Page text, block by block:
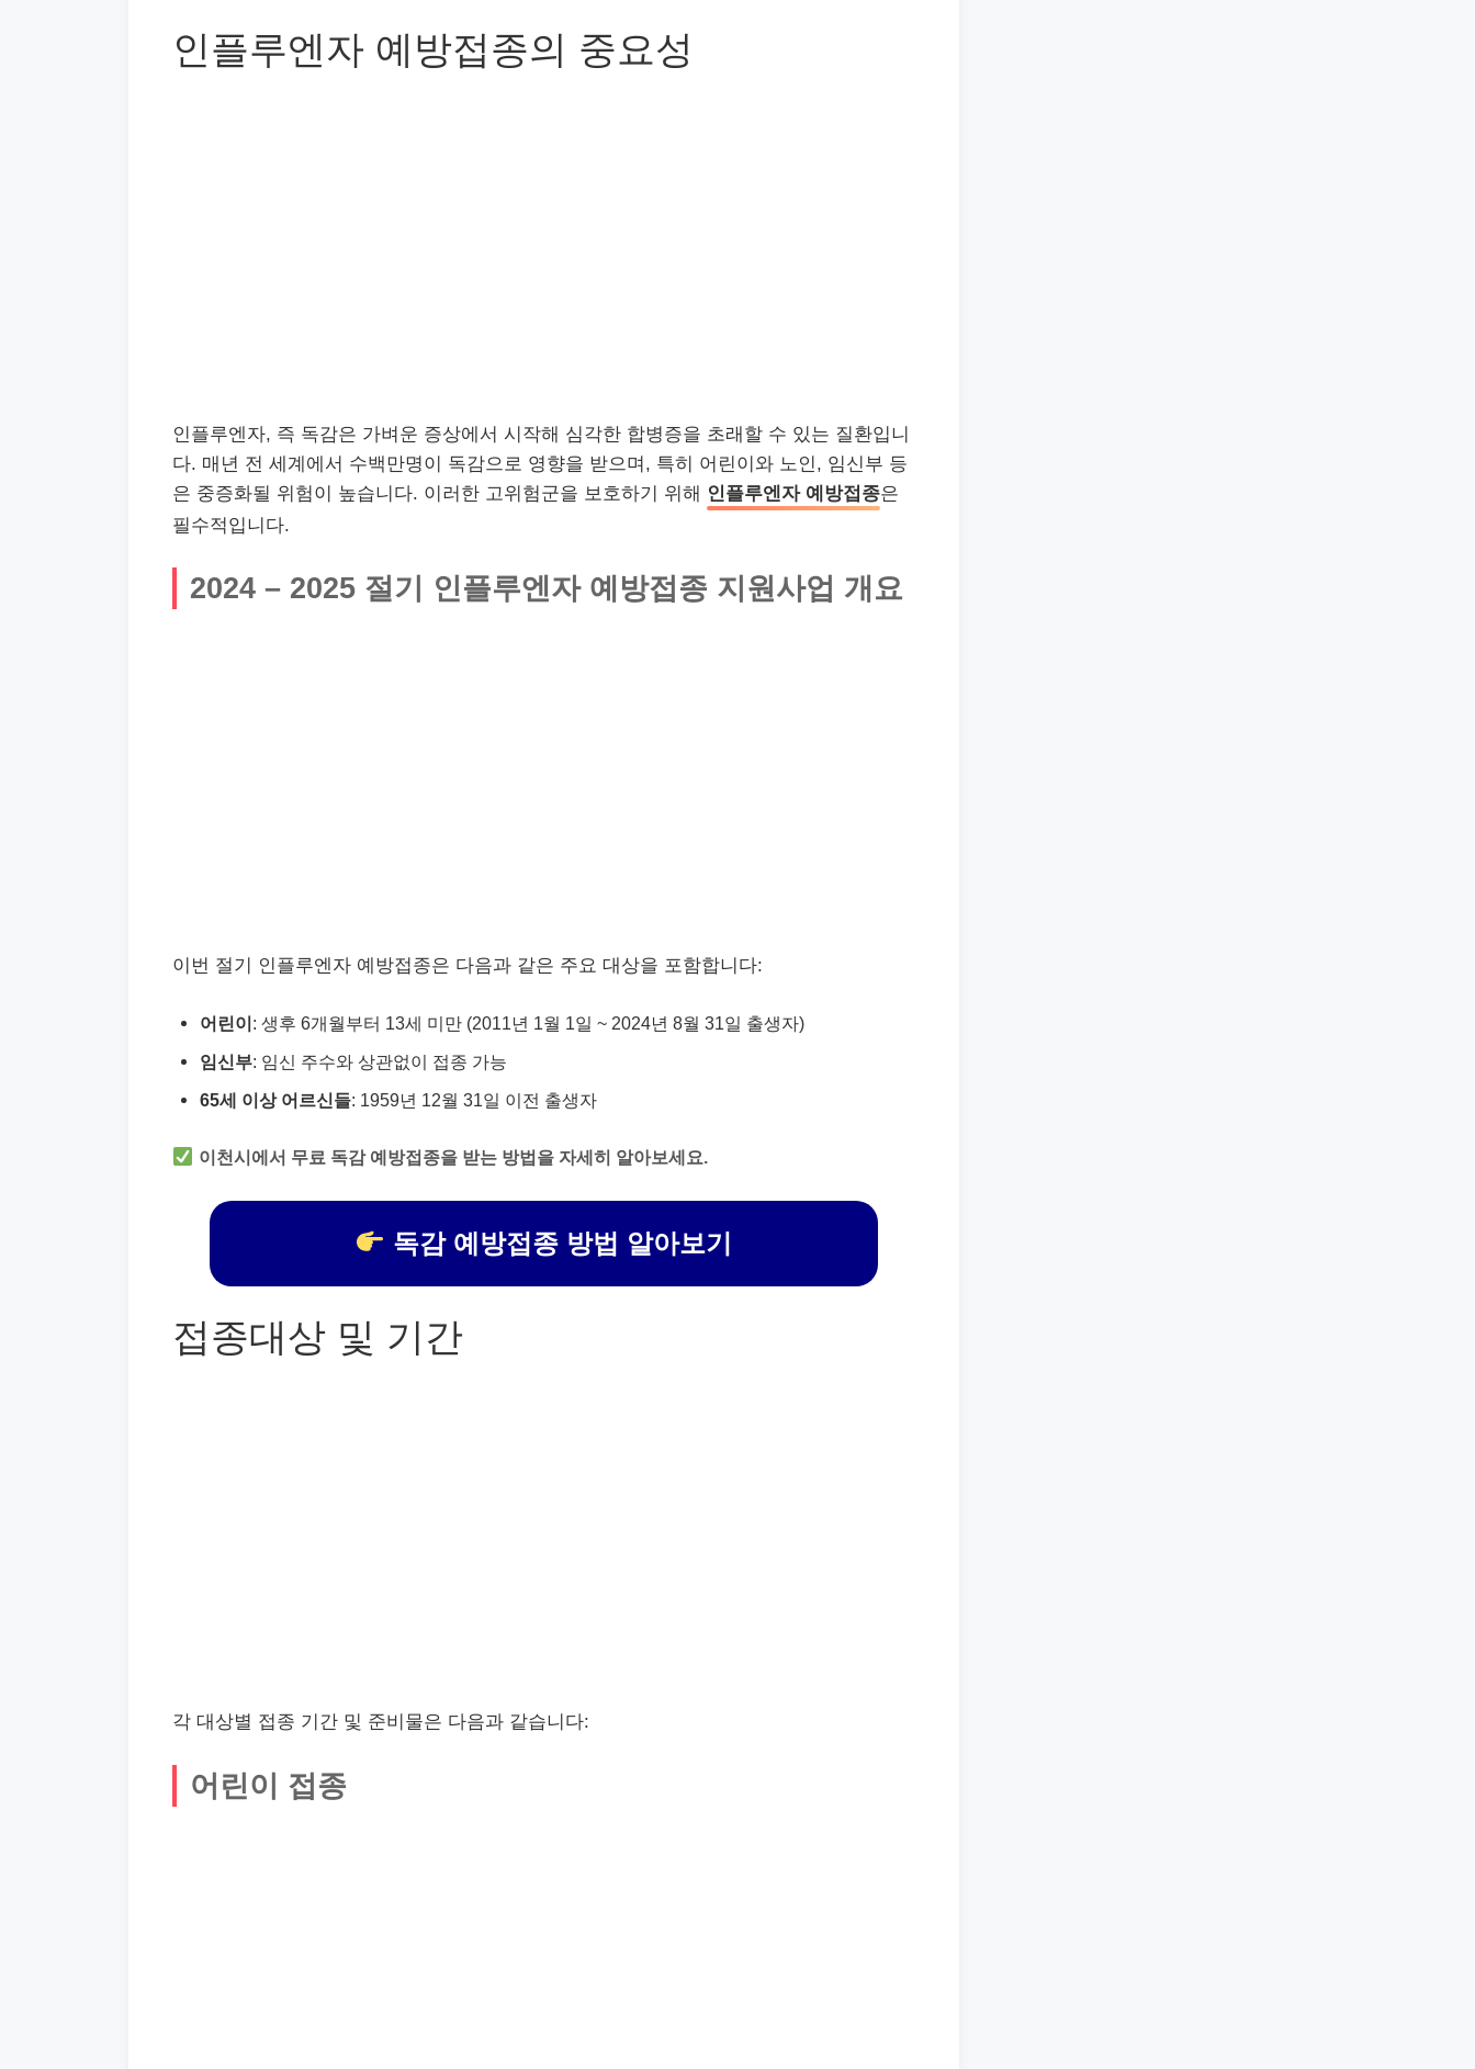
인플루엔자 예방접종의 중요성
인플루엔자, 즉 독감은 가벼운 증상에서 시작해 심각한 합병증을 초래할 수 있는 질환입니
다. 매년 전 세계에서 수백만명이 독감으로 영향을 받으며, 특히 어린이와 노인, 임신부 등
은 중증화될 위험이 높습니다. 이러한 고위험군을 보호하기 위해 인플루엔자 예방접종은
필수적입니다.
2024 – 2025 절기 인플루엔자 예방접종 지원사업 개요
이번 절기 인플루엔자 예방접종은 다음과 같은 주요 대상을 포함합니다:
어린이: 생후 6개월부터 13세 미만 (2011년 1월 1일 ~ 2024년 8월 31일 출생자)
임신부: 임신 주수와 상관없이 접종 가능
65세 이상 어르신들: 1959년 12월 31일 이전 출생자
이천시에서 무료 독감 예방접종을 받는 방법을 자세히 알아보세요.
독감 예방접종 방법 알아보기
접종대상 및 기간
각 대상별 접종 기간 및 준비물은 다음과 같습니다:
어린이 접종